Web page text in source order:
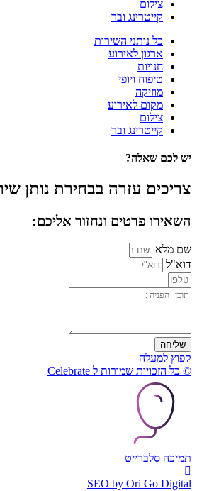
צילום
קייטרינג ובר
כל נותני השירות
ארגון לאירוע
חנויות
טיפוח ויופי
מוזיקה
מקום לאירוע
צילום
קייטרינג ובר
יש לכם שאלה?
צריכים עזרה בבחירת נותן
השאירו פרטים ונחזור אליכם:
שם מלא
דוא"ל
שליחה
קפוץ למעלה
© כל הזכויות שמורות ל Celebrate
תמיכה סלברייט
SEO by Ori Go Digital